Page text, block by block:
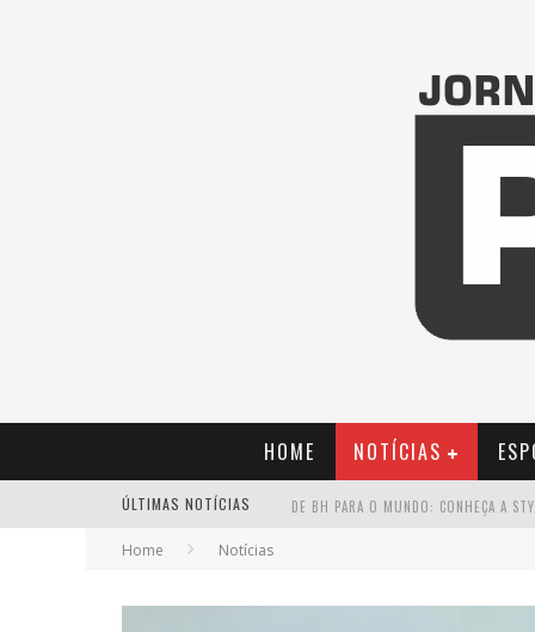
HOME NOTÍCIAS
ÚLTIMAS NOTÍCIAS
Home Notícias